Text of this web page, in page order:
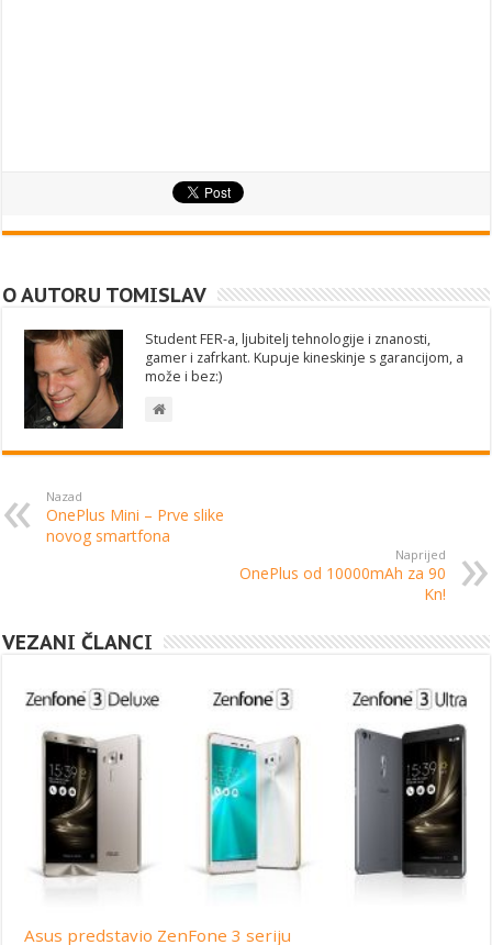
O AUTORU TOMISLAV
Student FER-a, ljubitelj tehnologije i znanosti,
gamer i zafrkant. Kupuje kineskinje s garancijom, a
može i bez:)
Nazad
OnePlus Mini – Prve slike
novog smartfona
Naprijed
OnePlus od 10000mAh za 90
Kn!
VEZANI ČLANCI
Asus predstavio ZenFone 3 seriju